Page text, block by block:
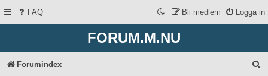
FAQ Logga in
Bli medlem
FORUM.M.NU
Forumindex